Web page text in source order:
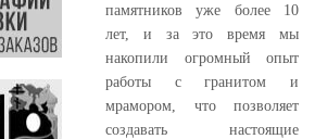
памятников уже более 10
лет, и за это время мы
накопили огромный опыт
работы с гранитом и
мрамором, что позволяет
создавать настоящие